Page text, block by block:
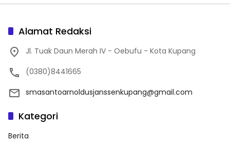
Alamat Redaksi
Jl. Tuak Daun Merah IV - Oebufu - Kota Kupang
(0380)8441665
smasantoarnoldusjanssenkupang@gmail.com
Kategori
Berita